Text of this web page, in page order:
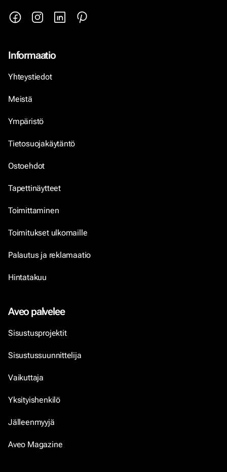
Informaatio
Yhteystiedot
Meistä
Ympäristö
Tietosuojakäytäntö
Ostoehdot
Tapettinäytteet
Toimittaminen
Toimitukset ulkomaille
Palautus ja reklamaatio
Hintatakuu
Aveo palvelee
Sisustusprojektit
Sisustussuunnittelija
Vaikuttaja
Yksityishenkilö
Jälleenmyyjä
Aveo Magazine